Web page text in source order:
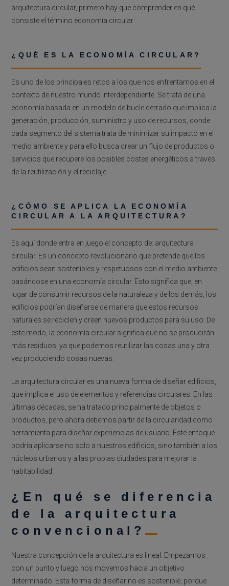
arquitectura circular, primero hay que comprender en qué
consiste el término economía circular:
¿QUÉ ES LA ECONOMÍA CIRCULAR?
Es uno de los principales retos a los que nos enfrentamos en el
contexto de nuestro mundo interdependiente. Se trata de una
economía basada en un modelo de bucle cerrado que implica la
generación, producción, suministro y uso de recursos, donde
cada segmento del sistema trata de minimizar su impacto en el
medio ambiente y para ello busca crear un flujo de productos o
servicios que recupere los posibles costes energéticos a través
de la reutilización y el reciclaje.
¿CÓMO SE APLICA LA ECONOMÍA
CIRCULAR A LA ARQUITECTURA?
Es aquí donde entra en juego el concepto de: arquitectura
circular. Es un concepto revolucionario que pretende que los
edificios sean sostenibles y respetuosos con el medio ambiente
basándose en una economía circular. Esto significa que, en
lugar de consumir recursos de la naturaleza y de los demás, los
edificios podrían diseñarse de manera que estos recursos
naturales se reciclen y creen nuevos productos para su uso: De
este modo, la economía circular significa que no se producirán
más residuos, ya que podemos reutilizar las cosas una y otra
vez produciendo cosas nuevas.
La arquitectura circular es una nueva forma de diseñar edificios,
que implica el uso de elementos y referencias circulares. En las
últimas décadas, se ha tratado principalmente de objetos o
productos, pero ahora debemos partir de la circularidad como
herramienta para diseñar experiencias de usuario. Este enfoque
podría aplicarse no solo a nuestros edificios, sino también a los
núcleos urbanos y a las propias ciudades para mejorar la
habitabilidad.
¿En qué se diferencia
de la arquitectura
convencional?
Nuestra concepción de la arquitectura es lineal. Empezamos
con un punto y luego nos movemos hacia un objetivo
determinado. Esta forma de diseñar no es sostenible, porque